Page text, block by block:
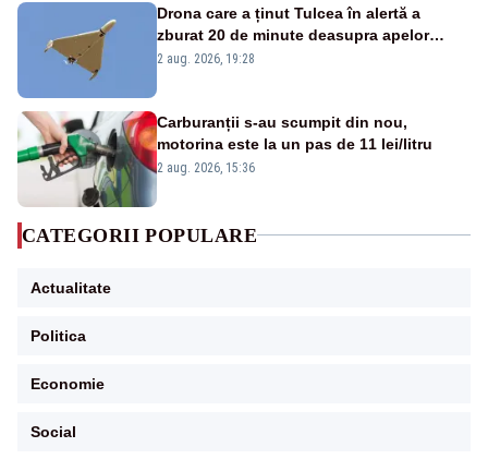
Drona care a ținut Tulcea în alertă a
zburat 20 de minute deasupra apelor
României. Au fost ridicate două F-16
2 aug. 2026, 19:28
Carburanții s-au scumpit din nou,
motorina este la un pas de 11 lei/litru
2 aug. 2026, 15:36
CATEGORII POPULARE
Actualitate
Politica
Economie
Social